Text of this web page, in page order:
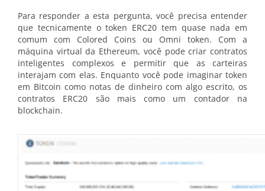
Para responder a esta pergunta, você precisa entender
que tecnicamente o token ERC20 tem quase nada em
comum com Colored Coins ou Omni token. Com a
máquina virtual da Ethereum, você pode criar contratos
inteligentes complexos e permitir que as carteiras
interajam com elas. Enquanto você pode imaginar token
em Bitcoin como notas de dinheiro com algo escrito, os
contratos ERC20 são mais como um contador na
blockchain.